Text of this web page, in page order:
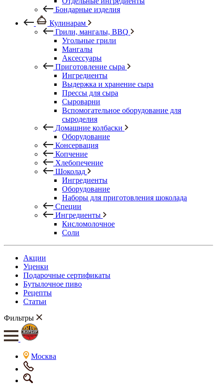
Бондарные изделия
Кулинарам
Грили, мангалы, BBQ
Угольные грили
Мангалы
Аксессуары
Приготовление сыра
Ингредиенты
Выдержка и хранение сыра
Прессы для сыра
Сыроварни
Вспомогательное оборудование для
сыроделия
Домашние колбаски
Оборудование
Консервация
Копчение
Хлебопечение
Шоколад
Ингредиенты
Оборудование
Наборы для приготовления шоколада
Специи
Ингредиенты
Кисломолочное
Соли
Акции
Уценки
Подарочные сертификаты
Бутылочное пиво
Рецепты
Статьи
Фильтры
Москва